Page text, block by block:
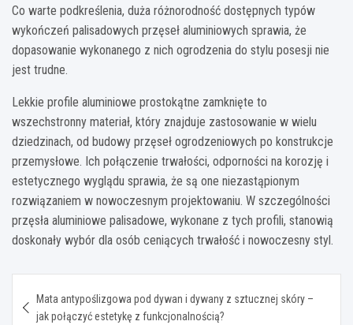
Co warte podkreślenia, duża różnorodność dostępnych typów
wykończeń palisadowych przęseł aluminiowych sprawia, że
dopasowanie wykonanego z nich ogrodzenia do stylu posesji nie
jest trudne.
Lekkie profile aluminiowe prostokątne zamknięte to
wszechstronny materiał, który znajduje zastosowanie w wielu
dziedzinach, od budowy przęseł ogrodzeniowych po konstrukcje
przemysłowe. Ich połączenie trwałości, odporności na korozję i
estetycznego wyglądu sprawia, że są one niezastąpionym
rozwiązaniem w nowoczesnym projektowaniu. W szczególności
przęsła aluminiowe palisadowe, wykonane z tych profili, stanowią
doskonały wybór dla osób ceniących trwałość i nowoczesny styl.
wpisu
Mata antypoślizgowa pod dywan i dywany z sztucznej skóry –
jak połączyć estetykę z funkcjonalnością?